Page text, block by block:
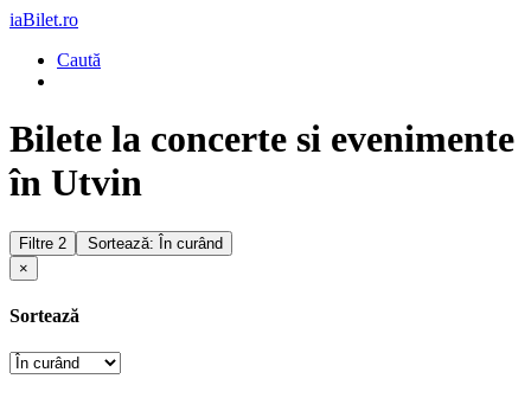
iaBilet.ro
Caută
Bilete la concerte si evenimente
în Utvin
Filtre 2
Sortează: În curând
×
Sortează